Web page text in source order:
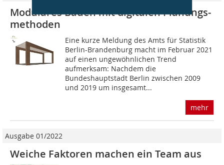
Modulares Bauen mit digitalen Planungs­
methoden
Eine kurze Meldung des Amts für Statistik
Berlin-Brandenburg macht im Februar 2021
auf einen ungewöhnlichen Trend
aufmerksam: Nachdem die
Bundeshauptstadt Berlin zwischen 2009
und 2019 um insgesamt...
mehr
Ausgabe 01/2022
Weiche Faktoren machen ein Team aus